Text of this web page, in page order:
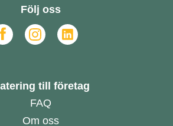
Följ oss
till företag
FAQ
Om oss